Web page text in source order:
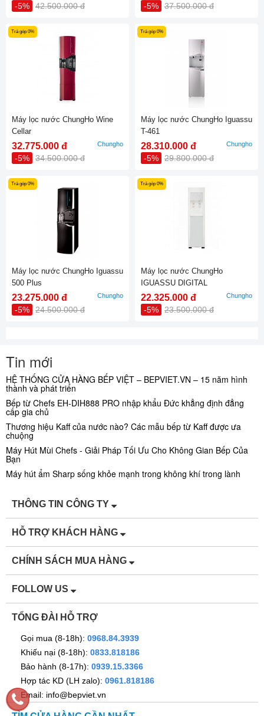
-5% 42.500.000 đ -5% 37.500.000 đ
Trả góp 0%
Máy lọc nước ChungHo Wine
Cellar
32.775.000 đ
-5% 34.500.000 đ
Chungho
Trả góp 0%
Máy lọc nước ChungHo Iguassu
T-461
28.310.000 đ
-5% 29.800.000 đ
Chungho
Trả góp 0%
Máy lọc nước ChungHo Iguassu
500 Plus
23.275.000 đ
-5% 24.500.000 đ
Chungho
Trả góp 0%
Máy lọc nước ChungHo
IGUASSU DIGITAL
22.325.000 đ
-5% 23.500.000 đ
Chungho
Tin mới
HỆ THỐNG CỬA HÀNG BẾP VIỆT – BEPVIET.VN – 15 năm hình
thành và phát triển
Bếp từ Chefs EH-DIH888 PRO nhập khẩu Đức khẳng định đẳng
cấp gia chủ
Thương hiệu Kaff của nước nào? Các mẫu bếp từ Kaff được ưa
chuộng
Máy Hút Mùi Chefs - Giải Pháp Tối Ưu Cho Không Gian Bếp Của
Bạn
Máy hút ẩm Sharp sống khỏe mạnh trong không khí trong lành
THÔNG TIN CÔNG TY
HỖ TRỢ KHÁCH HÀNG
CHÍNH SÁCH MUA HÀNG
FOLLOW US
TỔNG ĐÀI HỖ TRỢ
Gọi mua (8-18h): 0968.84.3939
Khiếu nại (8-18h): 0833.818186
Bảo hành (8-17h): 0939.15.3366
Hợp tác KD (LH zalo): 0961.818186
Email: info@bepviet.vn